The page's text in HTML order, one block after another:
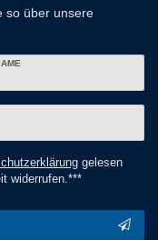
so über unsere
gelesen
widerrufen.***